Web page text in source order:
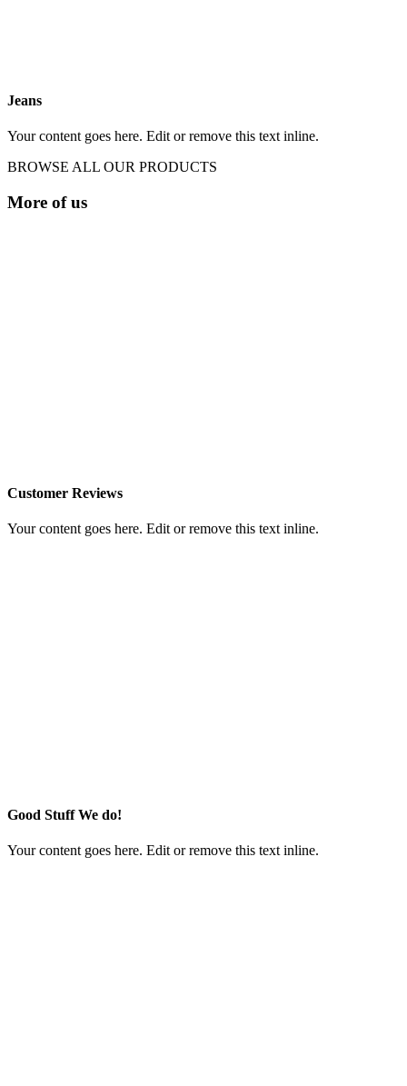
Jeans
Your content goes here. Edit or remove this text inline.
BROWSE ALL OUR PRODUCTS
More of us
Customer Reviews
Your content goes here. Edit or remove this text inline.
Good Stuff We do!
Your content goes here. Edit or remove this text inline.